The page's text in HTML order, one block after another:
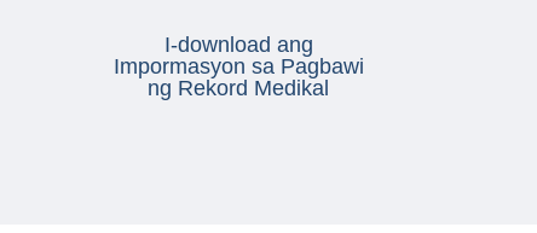
I-download ang
Impormasyon sa Pagbawi
ng Rekord Medikal